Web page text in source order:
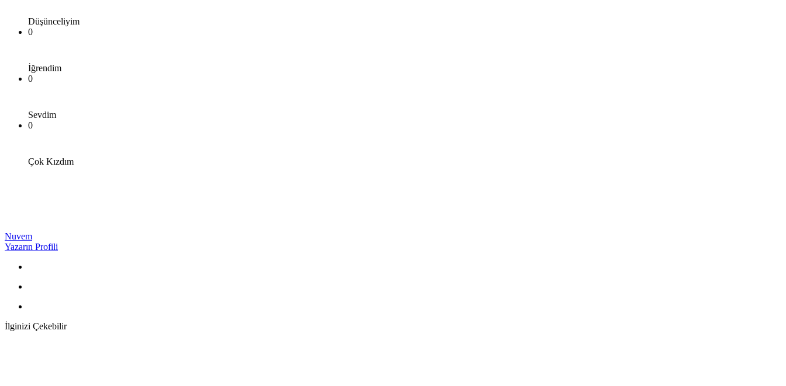
Düşünceliyim
0
İğrendim
0
Sevdim
0
Çok Kızdım
Nuvem
Yazarın Profili
İlginizi Çekebilir